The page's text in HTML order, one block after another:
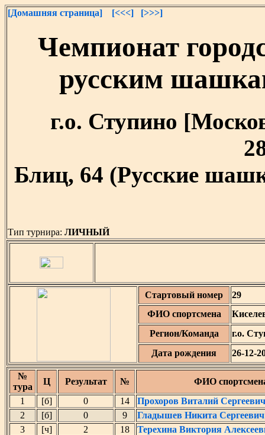
[Домашняя страница] [<<<] [>>>]
Чемпионат
русским
г.о. Ступино
Блиц, 64 (Русские
Тип турнира: ЛИЧНЫЙ
Стартовый номер
29
ФИО спортсмена
Регион/Команда
г.о.
Дата рождения
26-12-
№
тура
Ц Результат №
ФИО
1
[б] 0 14
Прохоров Виталий Сергеевич
2
[б] 0 9
Гладышев Никита Сергеевич
3
[ч] 2 18
Терехина Виктория